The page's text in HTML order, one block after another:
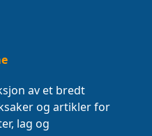
av et bredt
og artikler for
lag og